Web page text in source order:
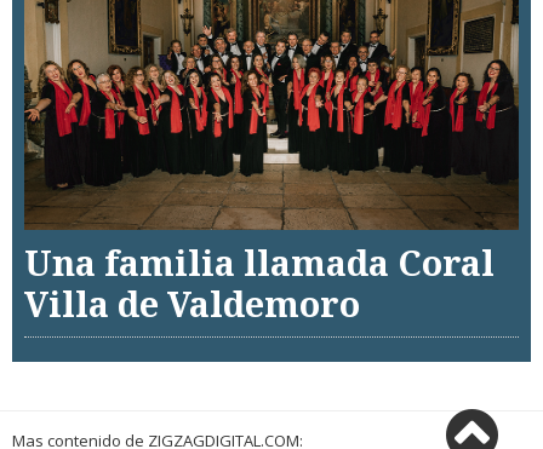
Una familia llamada Coral
Villa de Valdemoro
Mas contenido de ZIGZAGDIGITAL.COM: